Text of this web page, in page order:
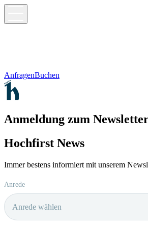
AnfragenBuchen
Anmeldung zum
Hochfirst News
Immer bestens informiert mit unserem
Anrede